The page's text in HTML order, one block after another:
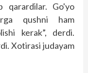
qarardilar. Go'yo
qushni ham
kerak”, derdi.
Xotirasi judayam